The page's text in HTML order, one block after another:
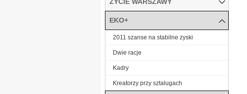
EKO+
2011 szanse na stabilne zyski
Dwie racje
Kadry
Kreatorzy przy sztalugach